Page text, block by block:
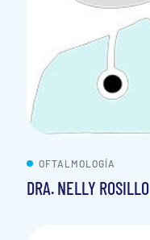
OFTALMOLOGÍA
DRA. NELLY ROSILLO